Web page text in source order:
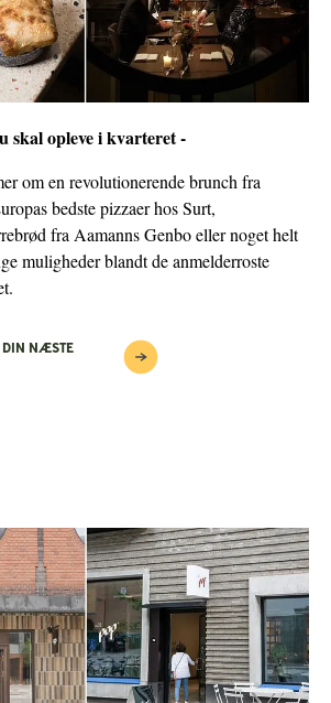
skal opleve i kvarteret -
om en revolutionerende brunch fra
bedste pizzaer hos Surt,
fra Aamanns Genbo eller noget helt
muligheder blandt de anmelderroste
DIN NÆSTE